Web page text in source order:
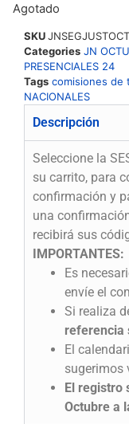
Agotado
SKU
Categories JN
PRESENCIALES 24
Tags comisiones de
NACIONALES
Descripción
Seleccione la
su carrito, para
confirmación y
una
recibirá sus
IMPORTANTES:
Es
envíe el
Si realiza
referencia
El
sugerimos
El registro
Octubre a